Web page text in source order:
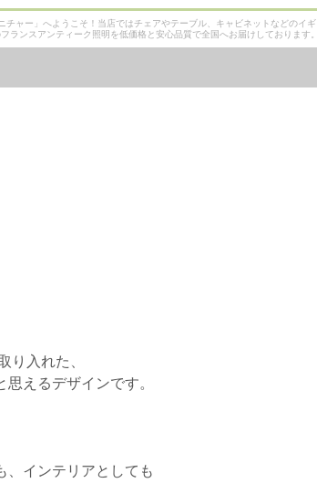
ャー」へようこそ！当店ではチェアやテーブル、キャビネットなどのイギ
ランスアンティーク照明を低価格と安心品質で全国へお届けしております。
り入れた、
えるデザインです。
、インテリアとしても